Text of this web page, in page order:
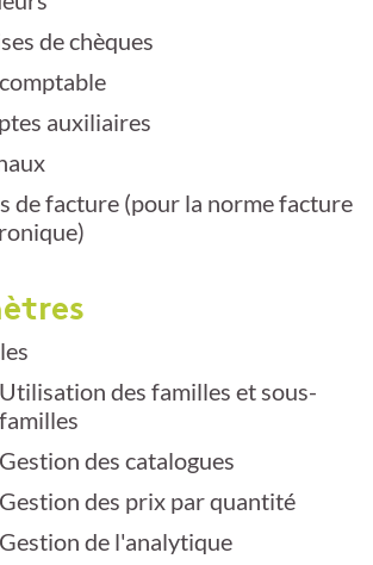
de chèques
auxiliaires
de facture (pour la norme facture
Utilisation des familles et sous-
familles
Gestion des catalogues
Gestion des prix par quantité
Gestion de l'analytique